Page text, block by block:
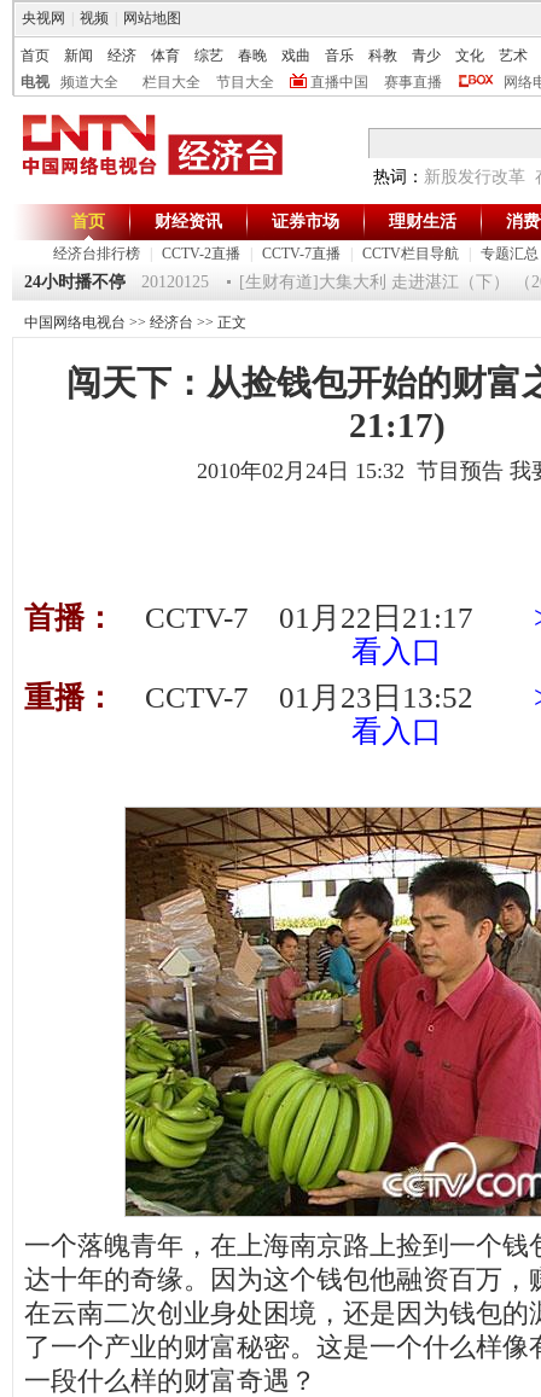
央视网 视频 网站地图
首页 新闻 经济 体育 综艺 春晚 戏曲 音乐 科教 青少 文化
艺术
电视
频道大全 栏目大全 节目大全 直播中国 赛事直播 网络
热词： 新股发行改革
首页
经济台排行榜 CCTV-2直播 CCTV-7直播 CCTV栏目导航 专题汇总
财经资讯 证券市场 理财生活 消
24小时播不停
《第一时间》 20120125 [生财有道]大集大利 走进湛江（下） （
中国网络电视台 >> 经济台 >> 正文
闯天下：从捡钱包开始的财富
21:17)
2010年02月24日 15:32 节目预告 我
首播： CCTV-7 01月22日21:17
看入口
重播：
CCTV-7 01月23日13:52
看入口
一个落魄青年，在上海南京路上捡到一个钱
达十年的奇缘。因为这个钱包他融资百万，
在云南二次创业身处困境，还是因为钱包的
了一个产业的财富秘密。这是一个什么样像
一段什么样的财富奇遇？